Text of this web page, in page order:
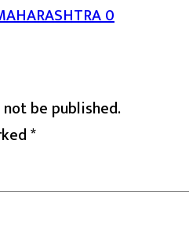
0
be published.
*